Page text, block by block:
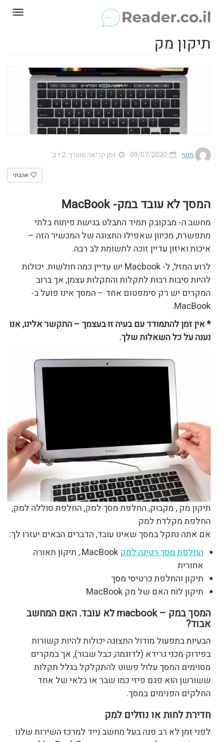
תיקון מק
מוטי זמן קריאה מוערך: 2 דק'
אהבתי
המסך לא עובד במק- MacBook
מחשב ה- מבקובק תמיד התבלט בגישת פיתוח בלתי
מתפשרת, מכיוון שאפילו התצוגה של המכשיר הזה –
איכות ואיזון עדיין זוכה לתשומת לב רבה.
לרוע המזל, ל- Macbook יש עדיין כמה חולשות. יכולות
להיות סיבות רבות לתקלות והתקלות עצמן, אך ברוב
המקרים יש רק סימפטום אחד – המסך אינו פועל ב-
MacBook.
* אין זמן להתמודד עם בעיה זו בעצמך – התקשר אלינו, אנו
נענה על כל השאלות שלך.
תיקון מק , מקבוק, החלפת מסך למק, החלפת סוללה למק,
החלפת מקלדת למק
אם אתה נתקל במסך שאינו עובד, הדברים הבאים יעזרו לך:
החלפת מסך רטינה למק
MacBook , תיקון תאורה
אחורית
תיקון והחלפת כרטיסי מסך
תיקון לוח האם של מק MacBook
המסך במק – macbook לא עובד. האם המחשב
אבוד?
הבעיות בתפעול מודול התצוגה יכולות להיות קשורות
בפירוק מכני גרידא (לדוגמה, כבל שבור), אך במקרים
מסוימים המסך עלול פשוט להתקלקל בגלל תקלות
ששורשן הוא פגם פיזי כמו שבר או בלאי של אחד
החלקים הפנימים במסך.
חדירת לחות או נוזלים למק
לפני זמן לא רב פנה בעל מחשב נייד למרכז השירות שלנו